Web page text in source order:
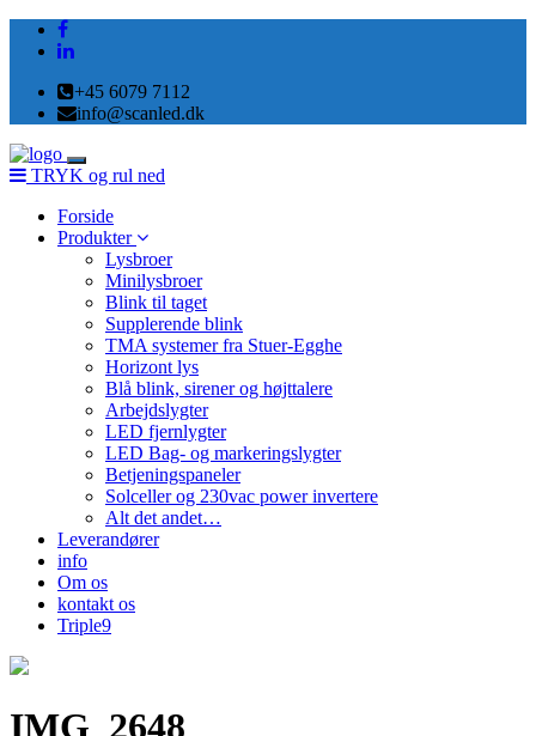
+45 6079 7112
info@scanled.dk
Toggle
navigation
TRYK og rul ned
Forside
Produkter
Lysbroer
Minilysbroer
Blink til taget
Supplerende blink
TMA systemer fra Stuer-Egghe
Horizont lys
Blå blink, sirener og højttalere
Arbejdslygter
LED fjernlygter
LED Bag- og markeringslygter
Betjeningspaneler
Solceller og 230vac power invertere
Alt det andet…
Leverandører
info
Om os
kontakt os
Triple9
IMG_2648